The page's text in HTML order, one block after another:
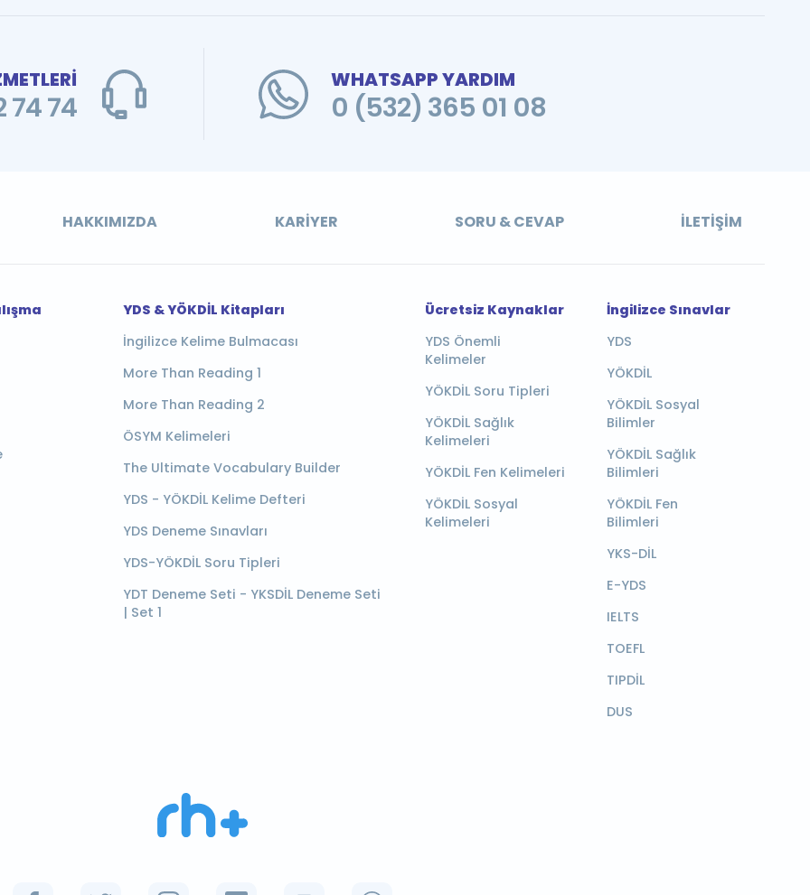
74 74
WHATSAPP YARDIM
0 (532) 365 01 08
HAKKIMIZDA KARIYER SORU & CEVAP İLETIŞIM
YDS & YÖKDİL Kitapları
İngilizce Kelime Bulmacası
More Than Reading 1
More Than Reading 2
ÖSYM Kelimeleri
The Ultimate Vocabulary Builder
YDS - YÖKDİL Kelime Defteri
YDS Deneme Sınavları
YDS-YÖKDİL Soru Tipleri
YDT Deneme Seti - YKSDİL Deneme Seti
| Set 1
Ücretsiz Kaynaklar
YDS Önemli
Kelimeler
YÖKDİL Soru Tipleri
YÖKDİL Sağlık
Kelimeleri
YÖKDİL Fen Kelimeleri
YÖKDİL Sosyal
Kelimeleri
İngilizce Sınavlar
YDS
YÖKDİL
YÖKDİL Sosyal
Bilimler
YÖKDİL Sağlık
Bilimleri
YÖKDİL Fen
Bilimleri
YKS-DİL
E-YDS
IELTS
TOEFL
TIPDİL
DUS